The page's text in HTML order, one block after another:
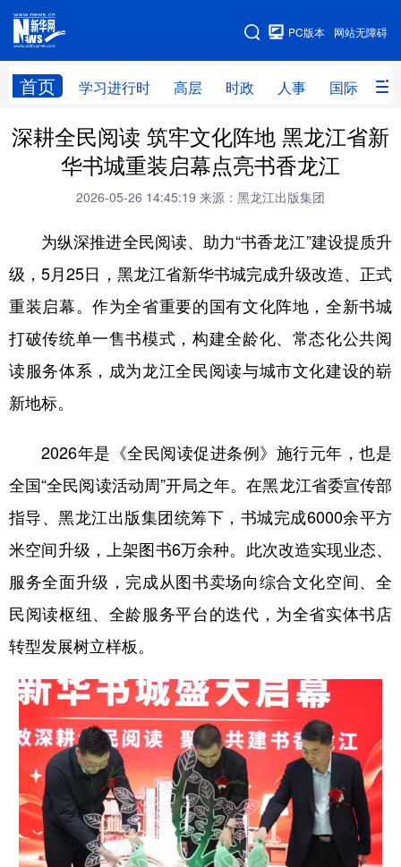
网站无障碍
PC版本
首页 学习进行时 高层 时政 人事 国际 财
网站地图
学习进行时 高层 时政 人事
国际 财经 网评 港澳
全球连线
科技 科普 体育 文化
健康 军事 访谈 视频
食品 人居 信息化 乡村振兴
溯源中国
亚太网 上市公司 投教基地
地方频道
北京 天津 河北 山西
辽宁 吉林
浙江 安徽 福建 江西
山东 河南 湖北 湖南
广东 广西 海南 重庆
四川 贵州 云南 西藏
甘肃 青海 宁夏
深耕全民阅读 筑牢文化阵地 黑龙江省新
华书城重装启幕点亮书香龙江
2026-05-26 14:45:19 来源：黑龙江出版集团
为纵深推进全民阅读、助力“书香龙江”建设提质升
级，5月25日，黑龙江省新华书城完成升级改造、正式
重装启幕。作为全省重要的国有文化阵地，全新书城
打破传统单一售书模式，构建全龄化、常态化公共阅
读服务体系，成为龙江全民阅读与城市文化建设的崭
新地标。
2026年是《全民阅读促进条例》施行元年，也是
全国“全民阅读活动周”开局之年。在黑龙江省委宣传部
指导、黑龙江出版集团统筹下，书城完成6000余平方
米空间升级，上架图书6万余种。此次改造实现业态、
服务全面升级，完成从图书卖场向综合文化空间、全
民阅读枢纽、全龄服务平台的迭代，为全省实体书店
转型发展树立样板。